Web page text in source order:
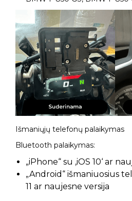
Išmaniųjų telefonų palaikymas
Bluetooth palaikymas:
„iPhone“ su ‚iOS 10‘ ar
„Android“ išmaniuosius
11 ar naujesne versija